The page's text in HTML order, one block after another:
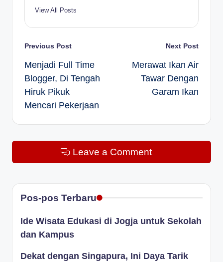
View All Posts
Post
navigation
Previous Post
Menjadi Full Time
Blogger, Di Tengah
Hiruk Pikuk
Mencari Pekerjaan
Next Post
Merawat Ikan Air
Tawar Dengan
Garam Ikan
Leave a Comment
Pos-pos Terbaru
Ide Wisata Edukasi di Jogja untuk Sekolah
dan Kampus
Dekat dengan Singapura, Ini Daya Tarik